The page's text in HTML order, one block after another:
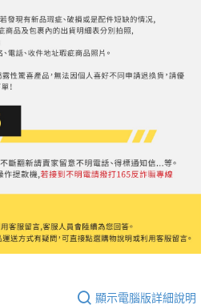
顯示電腦版詳細說明